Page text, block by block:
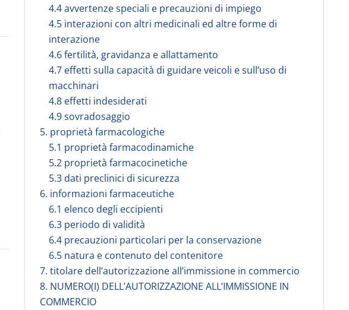
4.4 avvertenze speciali e precauzioni di impiego
4.5 interazioni con altri medicinali ed altre forme di
interazione
4.6 fertilità, gravidanza e allattamento
4.7 effetti sulla capacità di guidare veicoli e sull’uso di
macchinari
4.8 effetti indesiderati
4.9 sovradosaggio
5. proprietà farmacologiche
5.1 proprietà farmacodinamiche
5.2 proprietà farmacocinetiche
5.3 dati preclinici di sicurezza
6. informazioni farmaceutiche
6.1 elenco degli eccipienti
6.3 periodo di validità
6.4 precauzioni particolari per la conservazione
6.5 natura e contenuto del contenitore
7. titolare dell’autorizzazione all’immissione in commercio
8. NUMERO(I) DELL’AUTORIZZAZIONE ALL’IMMISSIONE IN
COMMERCIO